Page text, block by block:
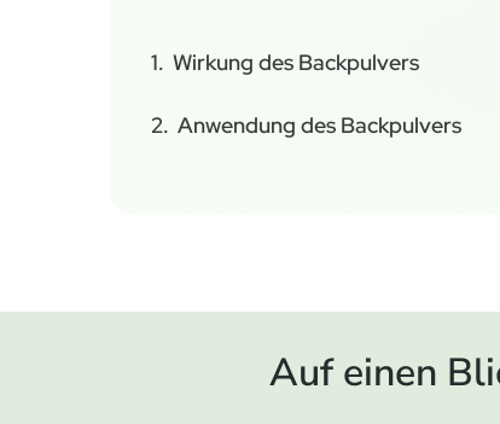
Wirkung des Backpulvers
Anwendung des Backpulvers
Auf einen